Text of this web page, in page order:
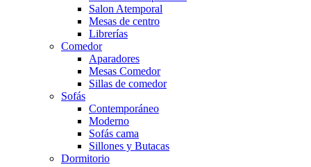
Salon Atemporal
Mesas de centro
Librerías
Comedor
Aparadores
Mesas Comedor
Sillas de comedor
Sofás
Contemporáneo
Moderno
Sofás cama
Sillones y Butacas
Dormitorio